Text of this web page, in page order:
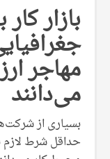
بازار
مهاجر
می‌دانند
بسیاری از
حداقل شرط